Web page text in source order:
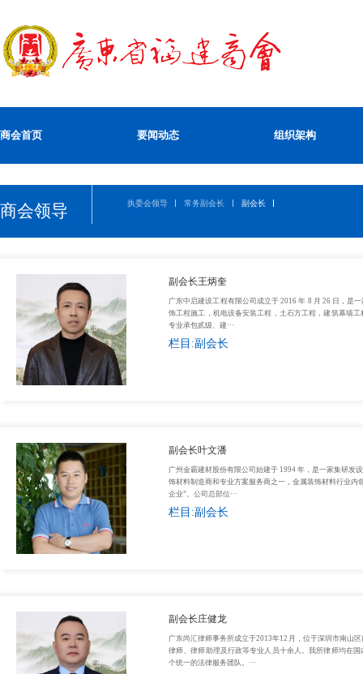
商会首页 要闻动态 组织架构
商会领导 执委会领导 常务副会长 副会长
副会长王炳奎
广东中启建设工程有限公司成立于 2016 年 8 月 26 日，是
饰工程施工，机电设备安装工程，土石方工程，建筑幕墙
专业承包贰级、建···
栏目:副会长
副会长叶文潘
广州金霸建材股份有限公司始建于 1994 年，是一家集研发
饰材料制造商和专业方案服务商之一，金属装饰材料行业
企业”。公司总部位···
栏目:副会长
副会长庄健龙
广东尚汇律师事务所成立于2013年12月，位于深圳市南山
律师、律师助理及行政等专业人员十余人。我所律师均在
个统一的法律服务团队。···